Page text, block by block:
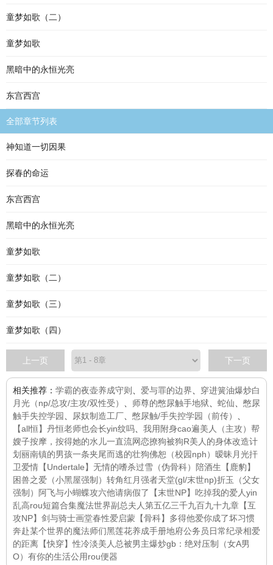
童梦如歌（二）
童梦如歌
黑暗中的永恒光亮
东宫西宫
全部章节列表
神知道一切因果
探春的命运
东宫西宫
黑暗中的永恒光亮
童梦如歌
童梦如歌（二）
童梦如歌（三）
童梦如歌（四）
上一页 下一页
相关推荐： 学霸的夜壶养成守则 爱与罪的边界
穿进簧油爆炒白
月光（np/总攻/主攻/双性受）
师尊的憋尿触手地狱 蛇仙
憋尿
触手失控学园
尿奴制造工厂 憋尿触/手失控学园（前传）
【all恒】丹恒老师也会长yin纹吗
我用附身cao遍美人（主攻） 帮
嫂子按摩，按得她的水儿一直流网恋撩狗被狗R美人的身体改造计
划丽南镇的男孩一条夹尾而逃的壮狗佛恕 （校园nph）暧昧月光扞
卫爱情 【Undertale】无情的嗜杀过雪（伪骨科） 陪酒生 【鹿豹】
困兽之爱（小黑屋强制） 转角红月强者天堂(gl/末世np)折玉（父女
强制）
阿飞与小蝴蝶攻六他请病假了【末世NP】 吃掉我的爱人yin
乱高rou短篇合集魔法世界副总夫人第五亿三千九百九十九章 【互
攻NP】剑与骑士画堂春性爱启蒙【骨科】 多得他爱你成了坏习惯
奔赴某个世界的魔法师们黑莲花养成手册地府公务员日常纪录相爱
的距离 【快穿】性冷淡美人总被男主爆炒gb：绝对压制（女A男
O） 有你的生活公用rou便器